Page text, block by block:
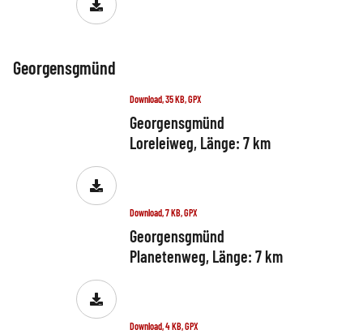
Georgensgmünd
Download, 35 KB, GPX
Georgensgmünd
Loreleiweg, Länge: 7 km
Download, 7 KB, GPX
Georgensgmünd
Planetenweg, Länge: 7 km
Download, 4 KB, GPX